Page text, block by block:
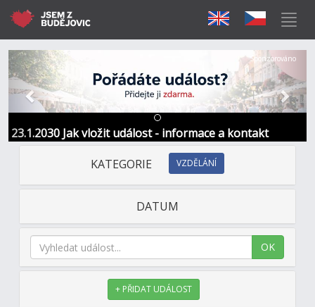
23.1.2030 Jak vložit událost - informace a kontakt
Předchozí Další
Sponzorováno
KATEGORIE VZDĚLÁNÍ
DATUM
OK
+ PŘIDAT UDÁLOST